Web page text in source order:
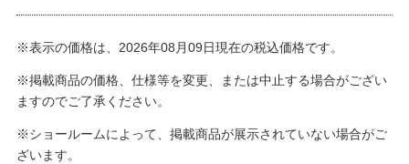
※表示の価格は、2026年08月09日現在の税込価格です。
※掲載商品の価格、仕様等を変更、または中止する場合がござい
ますのでご了承ください。
※ショールームによって、掲載商品が展示されていない場合がご
ざいます。